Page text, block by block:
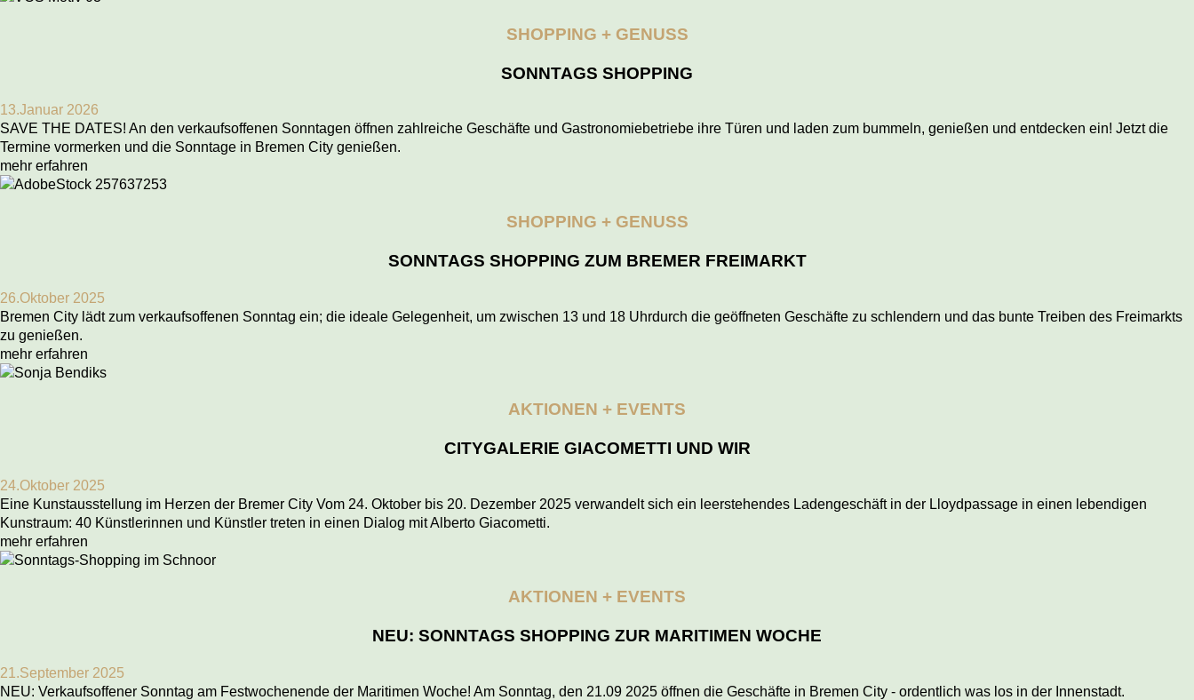
SHOPPING + GENUSS
SONNTAGS SHOPPING
13.Januar 2026
SAVE THE DATES! An den verkaufsoffenen Sonntagen öffnen zahlreiche Geschäfte und Gastronomiebetriebe ihre Türen und laden zum bummeln, genießen und entdecken ein! Jetzt die
Termine vormerken und die Sonntage in Bremen City genießen.
mehr erfahren
SHOPPING + GENUSS
SONNTAGS SHOPPING ZUM BREMER FREIMARKT
26.Oktober 2025
Bremen City lädt zum verkaufsoffenen Sonntag ein; die ideale Gelegenheit, um zwischen 13 und 18 Uhrdurch die geöffneten Geschäfte zu schlendern und das bunte Treiben des Freimarkts
zu genießen.
mehr erfahren
AKTIONEN + EVENTS
CITYGALERIE GIACOMETTI UND WIR
24.Oktober 2025
Eine Kunstausstellung im Herzen der Bremer City Vom 24. Oktober bis 20. Dezember 2025 verwandelt sich ein leerstehendes Ladengeschäft in der Lloydpassage in einen lebendigen
Kunstraum: 40 Künstlerinnen und Künstler treten in einen Dialog mit Alberto Giacometti.
mehr erfahren
AKTIONEN + EVENTS
NEU: SONNTAGS SHOPPING ZUR MARITIMEN WOCHE
21.September 2025
NEU: Verkaufsoffener Sonntag am Festwochenende der Maritimen Woche! Am Sonntag, den 21.09 2025 öffnen die Geschäfte in Bremen City - ordentlich was los in der Innenstadt.